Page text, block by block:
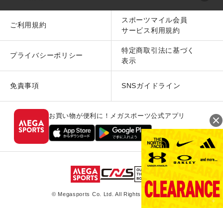
ご利用規約
スポーツマイル会員
サービス利用規約
プライバシーポリシー
特定商取引法に基づく
表示
免責事項 SNSガイドライン
お買い物が便利に！メガスポーツ公式アプリ
© Megasports Co. Ltd. All Rights Reserved.